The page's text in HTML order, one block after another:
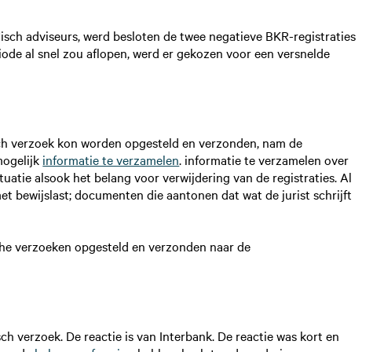
adviseurs, werd besloten de twee negatieve BKR-registraties
al snel zou aflopen, werd er gekozen voor een versnelde
kon worden opgesteld en verzonden, nam de
informatie te verzamelen. informatie te verzamelen over
alsook het belang voor verwijdering van de registraties. Al
bewijslast; documenten die aantonen dat wat de jurist schrijft
verzoeken opgesteld en verzonden naar de
verzoek. De reactie is van Interbank. De reactie was kort en